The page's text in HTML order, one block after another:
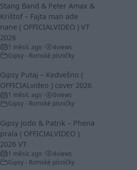
Stang Band & Peter Amax &
Krištof – Fajta man ade
nane ( OFFICIALVIDEO ) VT
2026
1 měsíc ago 4views
Gipsy - Romské písničky
Gipsy Putaj – Kedvešno (
OFFICIALvideo ) cover 2026
1 měsíc ago 0views
Gipsy - Romské písničky
Gipsy Jodo & Patrik – Phena
prala ( OFFICIALVIDEO )
2026 VT
1 měsíc ago 4views
Gipsy - Romské písničky